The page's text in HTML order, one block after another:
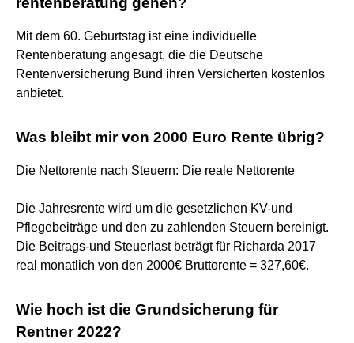
Mit dem 60. Geburtstag ist eine individuelle
Rentenberatung angesagt, die die Deutsche
Rentenversicherung Bund ihren Versicherten kostenlos
anbietet.
Was bleibt mir von 2000 Euro Rente übrig?
Die Nettorente nach Steuern: Die reale Nettorente
Die Jahresrente wird um die gesetzlichen KV-und
Pflegebeiträge und den zu zahlenden Steuern bereinigt.
Die Beitrags-und Steuerlast beträgt für Richarda 2017
real monatlich von den 2000€ Bruttorente = 327,60€.
Wie hoch ist die Grundsicherung für
Rentner 2022?